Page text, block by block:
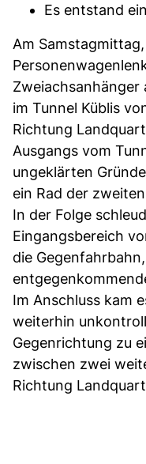
Es entstand
Am
im Tunnel Küblis
Richtung
Ausgangs vom
ungeklärten
ein Rad der
In der Folge
Eingangsbereich
die
Im Anschluss kam
weiterhin
Gegenrichtung zu
zwischen zwei
Richtung